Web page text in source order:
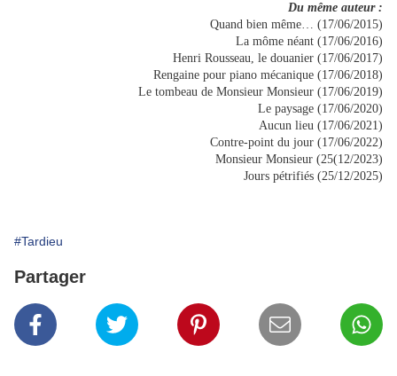
Du même auteur :
Quand bien même… (17/06/2015)
La môme néant (17/06/2016)
Henri Rousseau, le douanier (17/06/2017)
Rengaine pour piano mécanique (17/06/2018)
Le tombeau de Monsieur Monsieur (17/06/2019)
Le paysage (17/06/2020)
Aucun lieu (17/06/2021)
Contre-point du jour (17/06/2022)
Monsieur Monsieur (25(12/2023)
Jours pétrifiés (25/12/2025)
#Tardieu
Partager